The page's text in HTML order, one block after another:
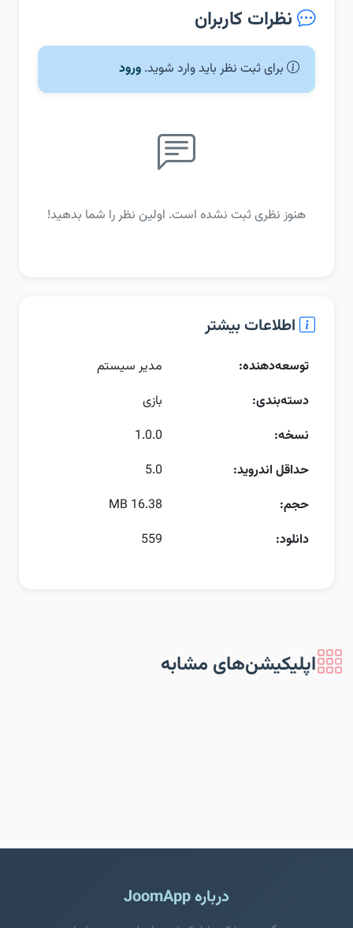
نظرات کاربران
برای ثبت نظر باید وارد شوید. ورود
هنوز نظری ثبت نشده است. اولین نظر را شما بدهید!
اطلاعات بیشتر
توسعه‌دهنده:
مدیر سیستم
دسته‌بندی:
بازی
نسخه:
1.0.0
حداقل اندروید:
5.0
حجم:
16.38 MB
دانلود:
559
اپلیکیشن‌های مشابه
درباره JoomApp